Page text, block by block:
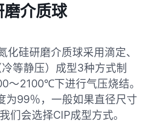
介质球
化硅研磨介质球采用滴定、
等静压）成型3种方式制
～2100℃下进行气压烧结。
为99％，一般如果直径尺寸
们会选择CIP成型方式。